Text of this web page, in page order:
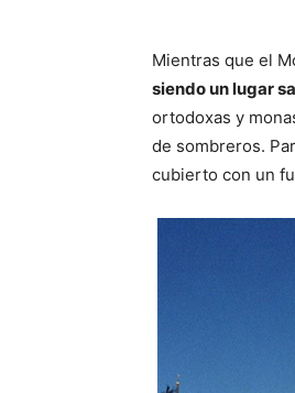
Mientras que el
siendo un lugar
ortodoxas y
de sombreros.
cubierto con un